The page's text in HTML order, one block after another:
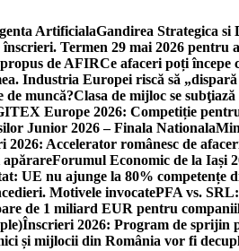
ArtificialaGandirea Strategica si
Termen 29 mai 2026 pentru
de AFIRCe afaceri poți începe
Industria Europei riscă să „dispară
muncă?Clasa de mijloc se
Europe 2026: Competiție
Junior 2026 – Finala Nationala
2026: Accelerator românesc de
apărareForumul Economic de la Iași
UE nu ajunge la 80% competențe
Motivele invocatePFA vs.
de 1 miliard EUR pentru
Înscrieri 2026: Program de sprijin
și mijlocii din România vor fi